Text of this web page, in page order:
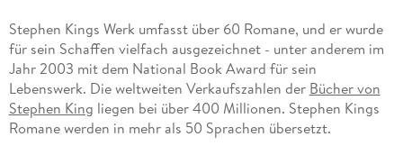
Stephen Kings Werk umfasst über 60 Romane, und er wurde
für sein Schaffen vielfach ausgezeichnet - unter anderem im
Jahr 2003 mit dem National Book Award für sein
Lebenswerk. Die weltweiten Verkaufszahlen der Bücher von
Stephen King liegen bei über 400 Millionen. Stephen Kings
Romane werden in mehr als 50 Sprachen übersetzt.